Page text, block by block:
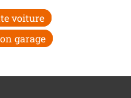
voiture
garage